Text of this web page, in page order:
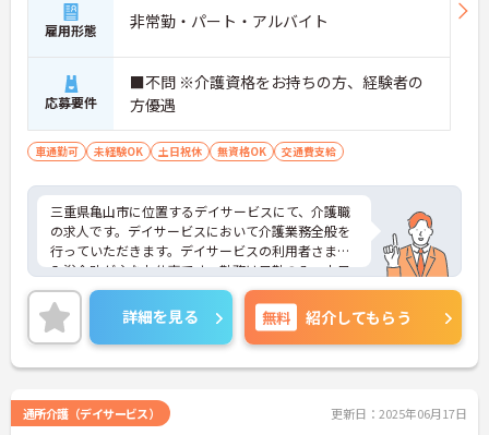
雇用形態 非常勤・パート・アルバイト
応募要件
■不問 ※介護資格をお持ちの方、経験者の
方優遇
車通勤可 未経験OK 土日祝休 無資格OK 交通費支給
三重県亀山市に位置するデイサービスにて、介護職
の求人です。デイサービスにおいて介護業務全般を
行っていただきます。デイサービスの利用者さまの
入浴介助が主なお仕事です。勤務は日勤のみ、土日
がお休みですので、プライベートとの両立がしやす
い環境です。ご興味のある方は面接対策ポイントな
どさらに詳細をお話いたしますので、お気軽にお問
い合わせください。
詳細を見る 無料 紹介してもらう
通所介護（デイサービス） 更新日：2025年06月17日